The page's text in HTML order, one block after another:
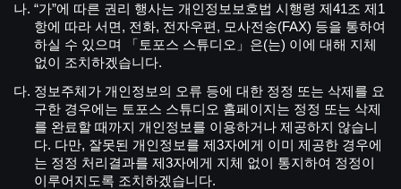
“가”에 따른 권리 행사는 개인정보보호법 시행령 제41조 제1
항에 따라 서면, 전화, 전자우편, 모사전송(FAX) 등을 통하여
하실 수 있으며 「토포스 스튜디오」은(는) 이에 대해 지체
없이 조치하겠습니다.
정보주체가 개인정보의 오류 등에 대한 정정 또는 삭제를 요
구한 경우에는 토포스 스튜디오 홈페이지는 정정 또는 삭제
를 완료할 때까지 개인정보를 이용하거나 제공하지 않습니
다. 다만, 잘못된 개인정보를 제3자에게 이미 제공한 경우에
는 정정 처리결과를 제3자에게 지체 없이 통지하여 정정이
이루어지도록 조치하겠습니다.